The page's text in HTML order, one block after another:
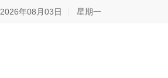
2026年08月03日 星期一